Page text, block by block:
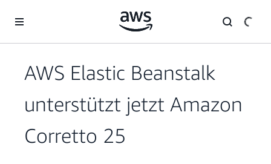
Überspringen zum Hauptinhalt
AWS Elastic Beanstalk
unterstützt jetzt Amazon
Corretto 25